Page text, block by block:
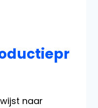
naar